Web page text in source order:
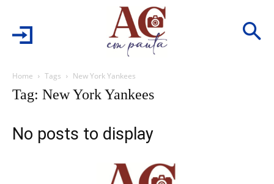
Home Tags New York Yankees
Tag: New York Yankees
No posts to display